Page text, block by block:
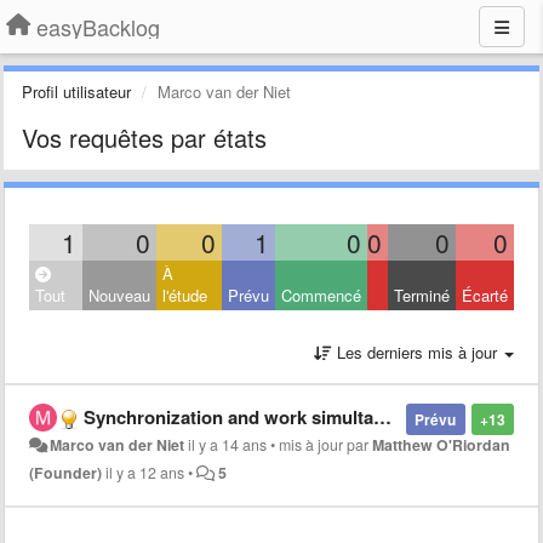
easyBacklog
Profil utilisateur Marco van der Niet
Vos requêtes par états
1 0 0 1 0 0 0 0
Tout Nouveau
À
l'étude
Prévu Commencé Terminé Écarté
Les derniers mis à jour
+13
Prévu
Synchronization and work simultaneously
Marco van der Nietil y a 14 ans• mis à jour parMatthew O'Riordan
(Founder)il y a 12 ans• 5